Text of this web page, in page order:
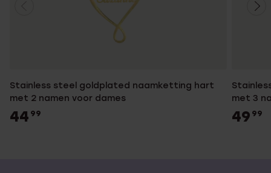
Stainless steel goldplated naamketting hart
met 2 namen voor dames
44 99
met 3
49 99